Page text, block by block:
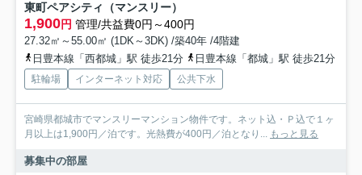
東町ペアシティ（マンスリー）
1,900円 管理/共益費0円～400円
27.32㎡～55.00㎡ (1DK～3DK) /築40年 /4階建
日豊本線「西都城」駅 徒歩21分
日豊本線「都城」駅 徒歩21分
駐輪場 インターネット対応 公共下水
宮崎県都城市でマンスリーマンション物件です。ネット込・Ｐ込で１ヶ
月以上は1,900円／泊です。光熱費が400円／泊となり... もっと見る
募集中の部屋